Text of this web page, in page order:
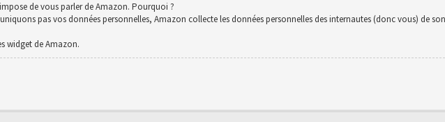
de vous parler de Amazon. Pourquoi ?
pas vos données personnelles, Amazon collecte les données personnelles des internautes (donc vous) de
widget de Amazon.